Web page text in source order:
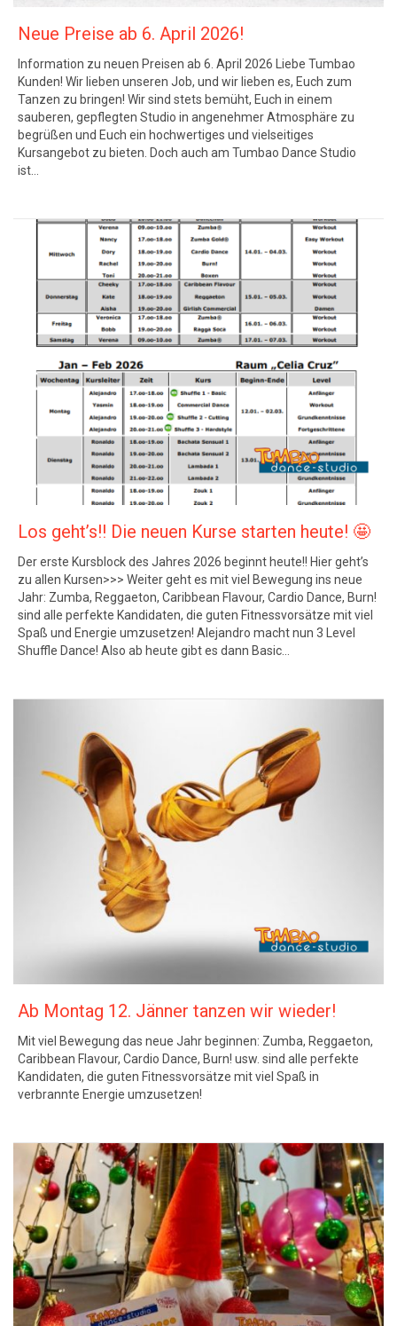
Neue Preise ab 6. April 2026!
Information zu neuen Preisen ab 6. April 2026 Liebe Tumbao
Kunden! Wir lieben unseren Job, und wir lieben es, Euch zum
Tanzen zu bringen! Wir sind stets bemüht, Euch in einem
sauberen, gepflegten Studio in angenehmer Atmosphäre zu
begrüßen und Euch ein hochwertiges und vielseitiges
Kursangebot zu bieten. Doch auch am Tumbao Dance Studio
ist…
Los geht’s!! Die neuen Kurse starten heute! 🤩
Der erste Kursblock des Jahres 2026 beginnt heute!! Hier geht’s
zu allen Kursen>>> Weiter geht es mit viel Bewegung ins neue
Jahr: Zumba, Reggaeton, Caribbean Flavour, Cardio Dance, Burn!
sind alle perfekte Kandidaten, die guten Fitnessvorsätze mit viel
Spaß und Energie umzusetzen! Alejandro macht nun 3 Level
Shuffle Dance! Also ab heute gibt es dann Basic…
Ab Montag 12. Jänner tanzen wir wieder!
Mit viel Bewegung das neue Jahr beginnen: Zumba, Reggaeton,
Caribbean Flavour, Cardio Dance, Burn! usw. sind alle perfekte
Kandidaten, die guten Fitnessvorsätze mit viel Spaß in
verbrannte Energie umzusetzen!